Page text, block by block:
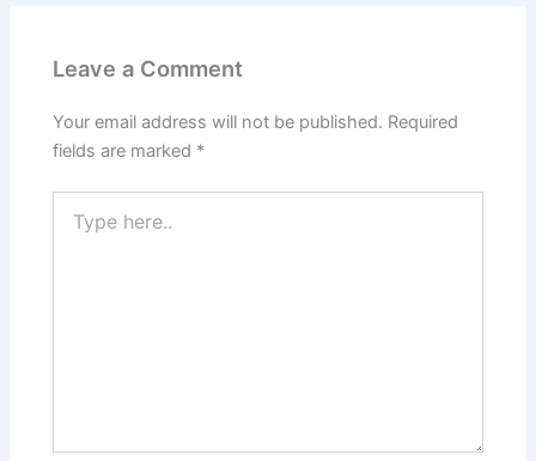
Leave a Comment
Your email address will not be published. Required
fields are marked *
here..